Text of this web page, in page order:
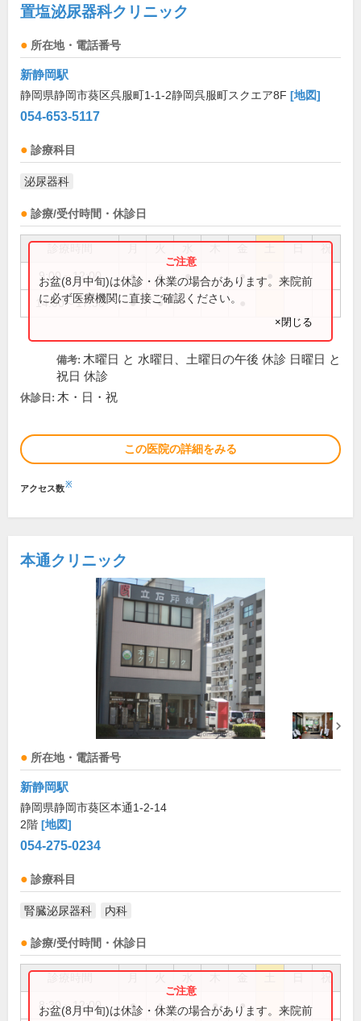
置塩泌尿器科クリニック
所在地・電話番号
新静岡駅
静岡県静岡市葵区呉服町1-1-2静岡呉服町スクエア8F [地図]
054-653-5117
診療科目
泌尿器科
診療/受付時間・休診日
祝
9:00～12:00 ● ● ● ●
14:00～17:30 ● ●
お盆(8月中旬)は休診・休業の場合があります。来院前
に必ず医療機関に直接ご確認ください。
×閉じる
備考: 木曜日 と 水曜日、土曜日の午後 休診 日曜日 と
祝日 休診
休診日: 木・日・祝
この医院の詳細をみる
アクセス数※
本通クリニック
所在地・電話番号
新静岡駅
静岡県静岡市葵区本通1-2-14
2階 [地図]
054-275-0234
診療科目
腎臓泌尿器科 内科
診療/受付時間・休診日
祝
8:30～12:00 ● ● ● ●
お盆(8月中旬)は休診・休業の場合があります。来院前